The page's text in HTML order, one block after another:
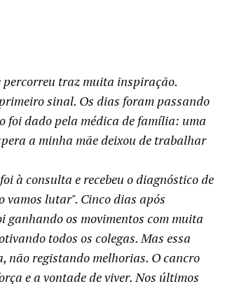
percorreu traz muita inspiração.
sinal. Os dias foram passando
foi dado pela médica de família: uma
a minha mãe deixou de trabalhar
à consulta e recebeu o diagnóstico de
vamos lutar". Cinco dias após
ganhando os movimentos com muita
todos os colegas. Mas essa
não registando melhorias. O cancro
e a vontade de viver. Nos últimos